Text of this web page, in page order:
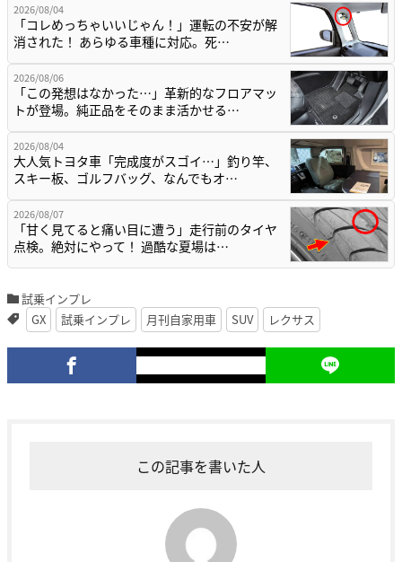
2026/08/04
「コレめっちゃいいじゃん！」運転の不安が解
消された！ あらゆる車種に対応。死…
2026/08/06
「この発想はなかった…」革新的なフロアマッ
トが登場。純正品をそのまま活かせる…
2026/08/04
大人気トヨタ車「完成度がスゴイ…」釣り竿、
スキー板、ゴルフバッグ、なんでもオ…
2026/08/07
「甘く見てると痛い目に遭う」走行前のタイヤ
点検。絶対にやって！ 過酷な夏場は…
試乗インプレ
GX
試乗インプレ 月刊自家用車 SUV レクサス
この記事を書いた人